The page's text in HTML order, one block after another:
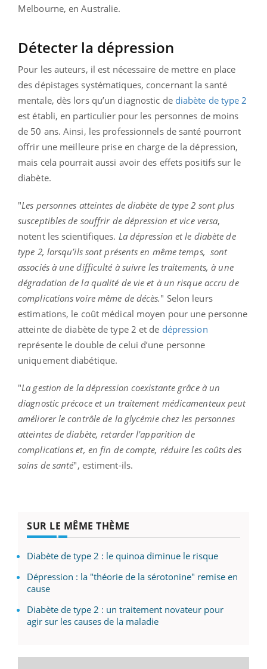
Melbourne, en Australie.
Détecter la dépression
Pour les auteurs, il est nécessaire de mettre en place
des dépistages systématiques, concernant la santé
mentale, dès lors qu’un diagnostic de diabète de type 2
est établi, en particulier pour les personnes de moins
de 50 ans. Ainsi, les professionnels de santé pourront
offrir une meilleure prise en charge de la dépression,
mais cela pourrait aussi avoir des effets positifs sur le
diabète.
"Les personnes atteintes de diabète de type 2 sont plus
susceptibles de souffrir de dépression et vice versa,
notent les scientifiques. La dépression et le diabète de
type 2, lorsqu’ils sont présents en même temps, sont
associés à une difficulté à suivre les traitements, à une
dégradation de la qualité de vie et à un risque accru de
complications voire même de décès." Selon leurs
estimations, le coût médical moyen pour une personne
atteinte de diabète de type 2 et de dépression
représente le double de celui d’une personne
uniquement diabétique.
"La gestion de la dépression coexistante grâce à un
diagnostic précoce et un traitement médicamenteux peut
améliorer le contrôle de la glycémie chez les personnes
atteintes de diabète, retarder l'apparition de
complications et, en fin de compte, réduire les coûts des
soins de santé", estiment-ils.
SUR LE MÊME THÈME
Diabète de type 2 : le quinoa diminue le risque
Dépression : la "théorie de la sérotonine" remise en
cause
Diabète de type 2 : un traitement novateur pour
agir sur les causes de la maladie